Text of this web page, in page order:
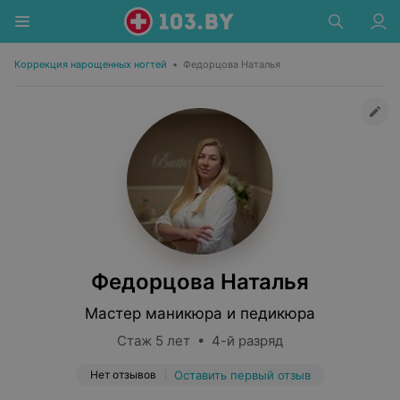
Коррекция нарощенных ногтей • Федорцова Наталья
Федорцова Наталья
Мастер маникюра и педикюра
Стаж 5 лет • 4-й разряд
Нет отзывов Оставить первый отзыв